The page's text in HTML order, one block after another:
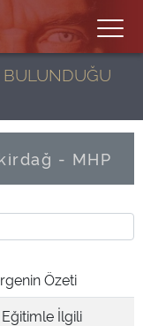
- MHP
Özeti
İlgili